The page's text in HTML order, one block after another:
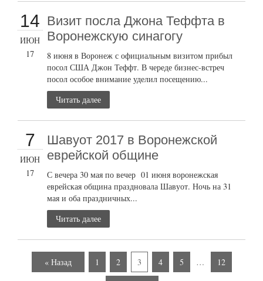
14
ИЮН
17
Визит посла Джона Теффта в
Воронежскую синагогу
8 июня в Воронеж с официальным визитом прибыл
посол США Джон Теффт. В череде бизнес-встреч
посол особое внимание уделил посещению...
Читать далее
7
ИЮН
17
Шавуот 2017 в Воронежской
еврейской общине
С вечера 30 мая по вечер 01 июня воронежская
еврейская община праздновала Шавуот. Ночь на 31
мая и оба праздничных...
Читать далее
« Назад 1 2 3 4 5 … 12